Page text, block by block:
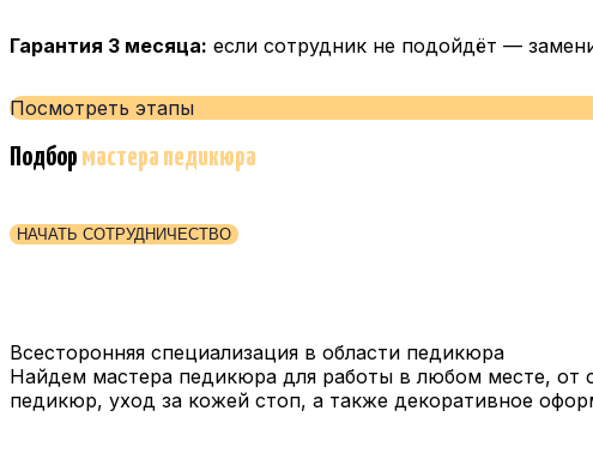
Гарантия 3 месяца: если сотрудник не подойдёт —
Посмотреть этапы
Подбор мастера педикюра
НАЧАТЬ СОТРУДНИЧЕСТВО
Всесторонняя специализация в области педикюра
Найдем мастера педикюра для работы в любом месте, от
педикюр, уход за кожей стоп, а также декоративное